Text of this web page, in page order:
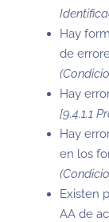
Hay
de
Hay
[9.4.1.1
Hay
en los
Existen
AA de